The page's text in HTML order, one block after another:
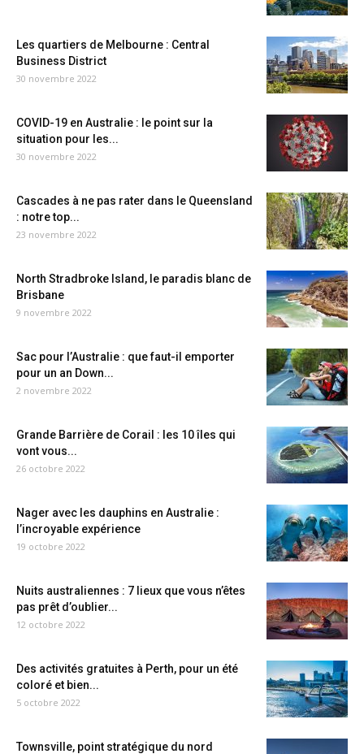
Les quartiers de Melbourne : Central
Business District
30 novembre 2022
COVID-19 en Australie : le point sur la
situation pour les...
30 novembre 2022
Cascades à ne pas rater dans le Queensland
: notre top...
23 novembre 2022
North Stradbroke Island, le paradis blanc de
Brisbane
9 novembre 2022
Sac pour l’Australie : que faut-il emporter
pour un an Down...
2 novembre 2022
Grande Barrière de Corail : les 10 îles qui
vont vous...
26 octobre 2022
Nager avec les dauphins en Australie :
l’incroyable expérience
19 octobre 2022
Nuits australiennes : 7 lieux que vous n’êtes
pas prêt d’oublier...
12 octobre 2022
Des activités gratuites à Perth, pour un été
coloré et bien...
5 octobre 2022
Townsville, point stratégique du nord